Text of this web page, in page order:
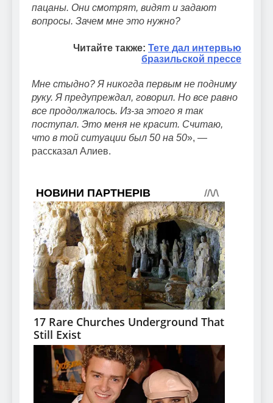
пацаны. Они смотрят, видят и задают
вопросы. Зачем мне это нужно?
Читайте также: Тете дал интервью
бразильской прессе
Мне стыдно? Я никогда первым не подниму
руку. Я предупреждал, говорил. Но все равно
все продолжалось. Из-за этого я так
поступал. Это меня не красит. Считаю,
что в той ситуации был 50 на 50», —
рассказал Алиев.